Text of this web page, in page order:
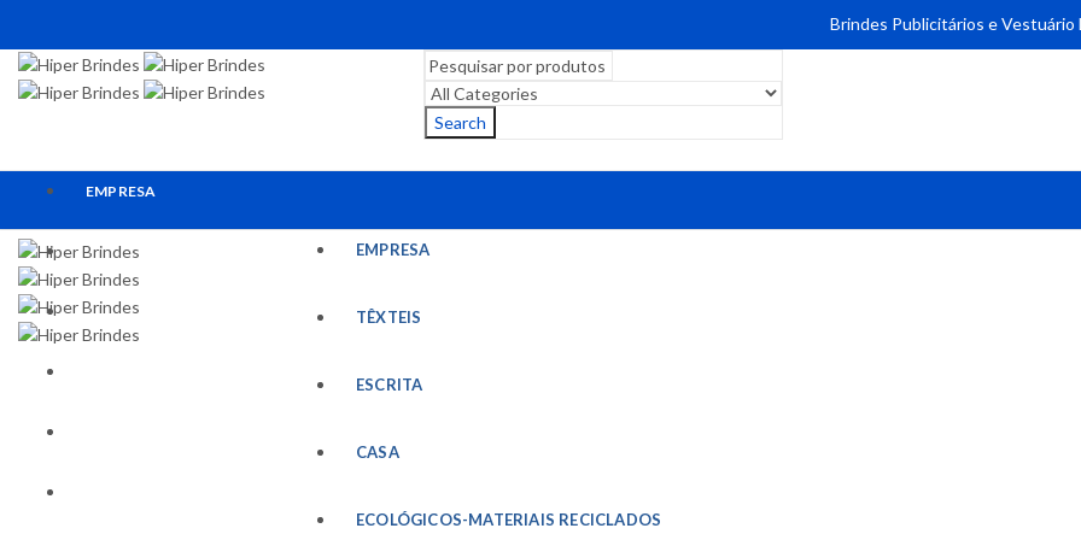
Brindes Publicitários e Vestuário
Search
EMPRESA
TÊXTEIS
ESCRITA
EMPRESA
TÊXTEIS
ESCRITA
CASA
ECOLÓGICOS-MATERIAIS RECICLADOS